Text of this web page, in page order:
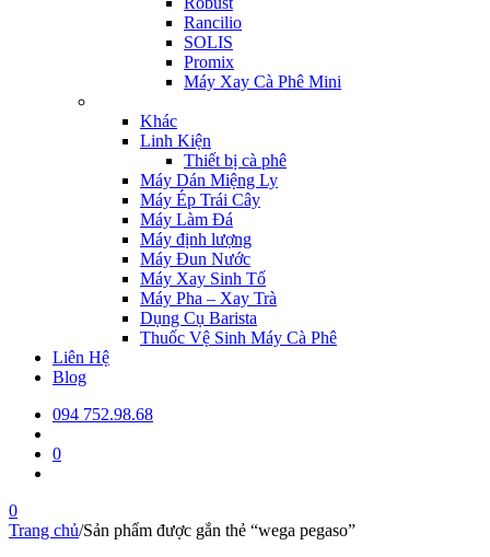
Rancilio
SOLIS
Promix
Máy Xay Cà Phê Mini
Khác
Linh Kiện
Thiết bị cà phê
Máy Dán Miệng Ly
Máy Ép Trái Cây
Máy Làm Đá
Máy định lượng
Máy Đun Nước
Máy Xay Sinh Tố
Máy Pha – Xay Trà
Dụng Cụ Barista
Thuốc Vệ Sinh Máy Cà Phê
Liên Hệ
Blog
094 752.98.68
0
0
Trang chủ/Sản phẩm được gắn thẻ “wega pegaso”